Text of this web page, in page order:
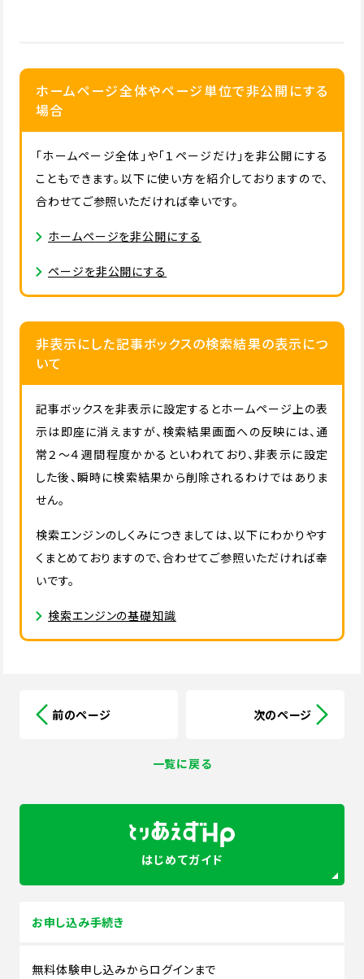
ホームページ全体やページ単位で非公開にする
場合
「ホームページ全体」や「１ページだけ」を非公開にする
こともできます。以下に使い方を紹介しておりますので、
合わせてご参照いただければ幸いです。
ホームページを非公開にする
ページを非公開にする
非表示にした記事ボックスの検索結果の表示につ
いて
記事ボックスを非表示に設定するとホームページ上の表
示は即座に消えますが、検索結果画面への反映には、通
常２〜４週間程度かかるといわれており、非表示に設定
した後、瞬時に検索結果から削除されるわけではありま
せん。
検索エンジンのしくみにつきましては、以下にわかりやす
くまとめておりますので、合わせてご参照いただければ幸
いです。
検索エンジンの基礎知識
前のページ
一覧に戻る
次のページ
はじめてガイド
お申し込み手続き
無料体験申し込みからログインまで